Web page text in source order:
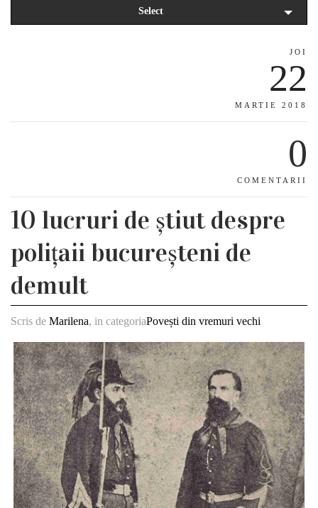
Select
JOI
22
MARTIE 2018
0
COMENTARII
10 lucruri de știut despre
polițaii bucureșteni de
demult
Scris de Marilena, in categoriaPovești din vremuri vechi